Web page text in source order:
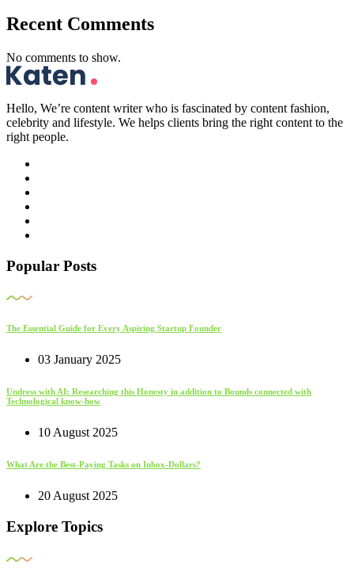
Recent Comments
No comments to show.
Hello, We’re content writer who is fascinated by content fashion,
celebrity and lifestyle. We helps clients bring the right content to the
right people.
Popular Posts
The Essential Guide for Every Aspiring Startup Founder
03 January 2025
Undress with AI: Researching this Honesty in addition to Bounds connected with
Technological know-how
10 August 2025
What Are the Best-Paying Tasks on Inbox-Dollars?
20 August 2025
Explore Topics